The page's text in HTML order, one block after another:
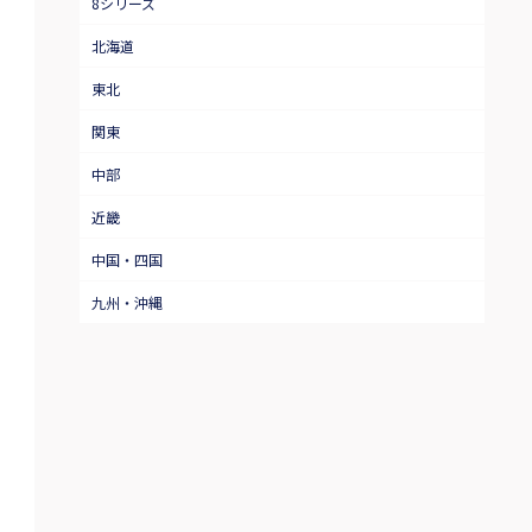
北海道
東北
関東
中部
近畿
中国・四国
九州・沖縄